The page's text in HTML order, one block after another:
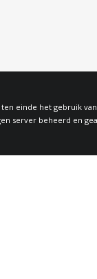
einde het gebruik
server beheerd en